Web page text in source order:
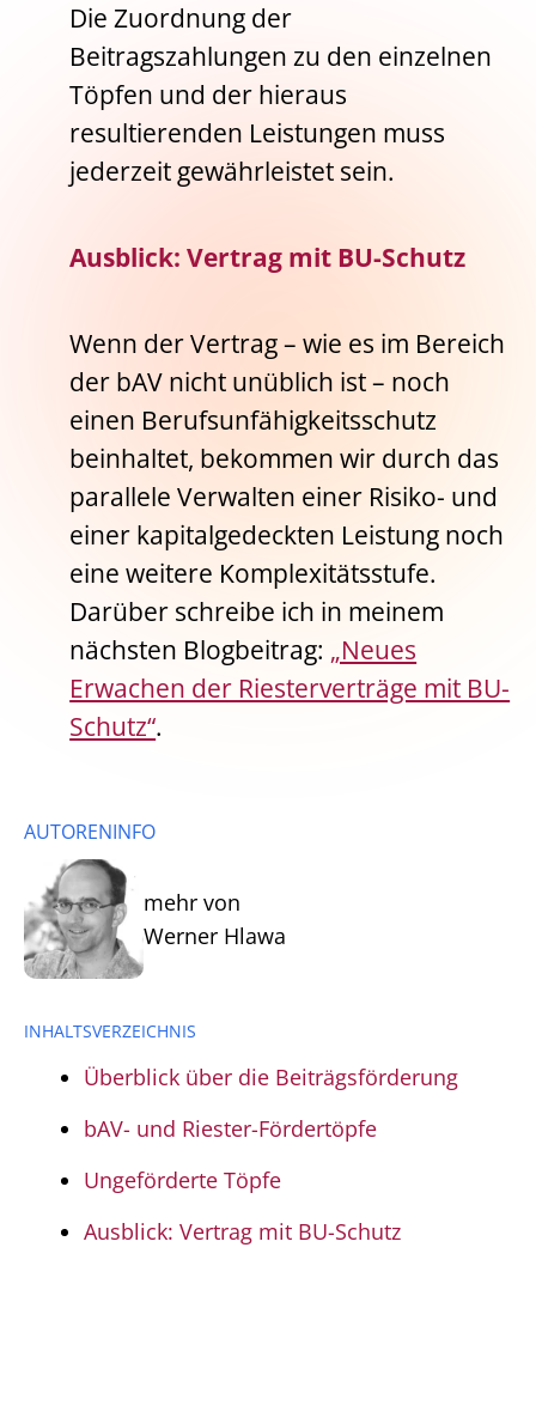
Die Zuordnung der
Beitragszahlungen zu den einzelnen
Töpfen und der hieraus
resultierenden Leistungen muss
jederzeit gewährleistet sein.
Ausblick: Vertrag mit BU-Schutz
Wenn der Vertrag – wie es im Bereich
der bAV nicht unüblich ist – noch
einen Berufsunfähigkeitsschutz
beinhaltet, bekommen wir durch das
parallele Verwalten einer Risiko- und
einer kapitalgedeckten Leistung noch
eine weitere Komplexitätsstufe.
Darüber schreibe ich in meinem
nächsten Blogbeitrag: „Neues
Erwachen der Riesterverträge mit BU-
Schutz“.
AUTORENINFO
mehr von
Werner Hlawa
INHALTSVERZEICHNIS
Überblick über die Beiträgsförderung
bAV- und Riester-Fördertöpfe
Ungeförderte Töpfe
Ausblick: Vertrag mit BU-Schutz